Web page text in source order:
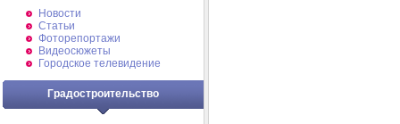
Новости
Статьи
Фоторепортажи
Видеосюжеты
Городское телевидение
Градостроительство